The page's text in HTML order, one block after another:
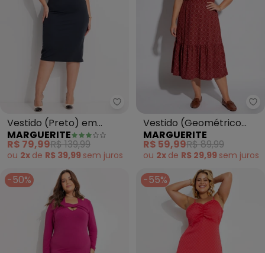
Marguerite - Vestido (Preto)
Vestido (Preto) em
Malha Crepe
MARGUERITE
R$ 79,99R$ 139,99
ou 2x de R$ 39,99 sem juros
Vestido (Geométrico
Vermelho) em Malha de
Poliéster
MARGUERITE
R$ 59,99R$ 89,99
ou 2x de R$ 29,99 sem juros
-50% -55%